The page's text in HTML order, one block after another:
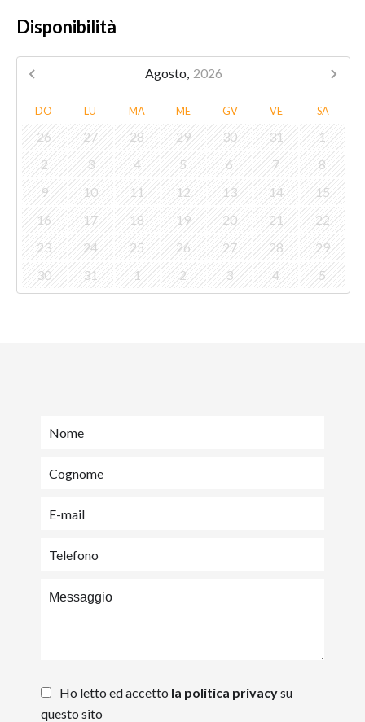
Disponibilità
Agosto, 2026
DO LU MA ME GV VE SA
26 27 28 29 30 31
1
2
3 4 5 6 7
8
9
10 11 12 13 14
15
16
17 18 19 20 21
22
23
24 25 26 27 28
29
30
31 1 2 3 4 5
Ho letto ed accetto la politica privacysu
questo sito